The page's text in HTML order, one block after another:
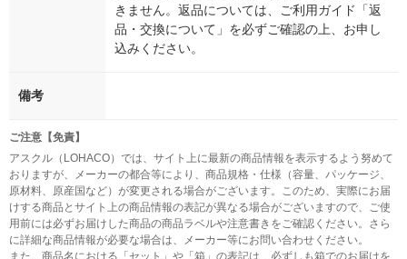
きません。返品については、ご利用ガイド「返
品・交換について」を必ずご確認の上、お申し
込みください。
備考
ご注意【免責】
アスクル（LOHACO）では、サイト上に最新の商品情報を表示するよう努めて
おりますが、メーカーの都合等により、商品規格・仕様（容量、パッケージ、
原材料、原産国など）が変更される場合がございます。このため、実際にお届
けする商品とサイト上の商品情報の表記が異なる場合がございますので、ご使
用前には必ずお届けした商品の商品ラベルや注意書きをご確認ください。さら
に詳細な商品情報が必要な場合は、メーカー等にお問い合わせください。